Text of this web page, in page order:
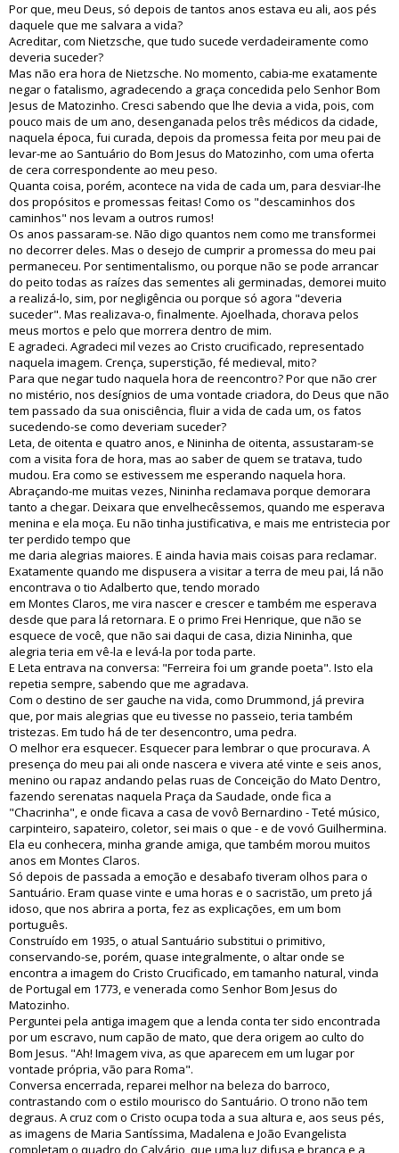
Por que, meu Deus, só depois de tantos anos estava eu ali, aos pés
daquele que me salvara a vida?
Acreditar, com Nietzsche, que tudo sucede verdadeiramente como
deveria suceder?
Mas não era hora de Nietzsche. No momento, cabia-me exatamente
negar o fatalismo, agradecendo a graça concedida pelo Senhor Bom
Jesus de Matozinho. Cresci sabendo que lhe devia a vida, pois, com
pouco mais de um ano, desenganada pelos três médicos da cidade,
naquela época, fui curada, depois da promessa feita por meu pai de
levar-me ao Santuário do Bom Jesus do Matozinho, com uma oferta
de cera correspondente ao meu peso.
Quanta coisa, porém, acontece na vida de cada um, para desviar-lhe
dos propósitos e promessas feitas! Como os "descaminhos dos
caminhos" nos levam a outros rumos!
Os anos passaram-se. Não digo quantos nem como me transformei
no decorrer deles. Mas o desejo de cumprir a promessa do meu pai
permaneceu. Por sentimentalismo, ou porque não se pode arrancar
do peito todas as raízes das sementes ali germinadas, demorei muito
a realizá-lo, sim, por negligência ou porque só agora "deveria
suceder". Mas realizava-o, finalmente. Ajoelhada, chorava pelos
meus mortos e pelo que morrera dentro de mim.
E agradeci. Agradeci mil vezes ao Cristo crucificado, representado
naquela imagem. Crença, superstição, fé medieval, mito?
Para que negar tudo naquela hora de reencontro? Por que não crer
no mistério, nos desígnios de uma vontade criadora, do Deus que não
tem passado da sua onisciência, fluir a vida de cada um, os fatos
sucedendo-se como deveriam suceder?
Leta, de oitenta e quatro anos, e Nininha de oitenta, assustaram-se
com a visita fora de hora, mas ao saber de quem se tratava, tudo
mudou. Era como se estivessem me esperando naquela hora.
Abraçando-me muitas vezes, Nininha reclamava porque demorara
tanto a chegar. Deixara que envelhecêssemos, quando me esperava
menina e ela moça. Eu não tinha justificativa, e mais me entristecia por
ter perdido tempo que
me daria alegrias maiores. E ainda havia mais coisas para reclamar.
Exatamente quando me dispusera a visitar a terra de meu pai, lá não
encontrava o tio Adalberto que, tendo morado
em Montes Claros, me vira nascer e crescer e também me esperava
desde que para lá retornara. E o primo Frei Henrique, que não se
esquece de você, que não sai daqui de casa, dizia Nininha, que
alegria teria em vê-la e levá-la por toda parte.
E Leta entrava na conversa: "Ferreira foi um grande poeta". Isto ela
repetia sempre, sabendo que me agradava.
Com o destino de ser gauche na vida, como Drummond, já previra
que, por mais alegrias que eu tivesse no passeio, teria também
tristezas. Em tudo há de ter desencontro, uma pedra.
O melhor era esquecer. Esquecer para lembrar o que procurava. A
presença do meu pai ali onde nascera e vivera até vinte e seis anos,
menino ou rapaz andando pelas ruas de Conceição do Mato Dentro,
fazendo serenatas naquela Praça da Saudade, onde fica a
"Chacrinha", e onde ficava a casa de vovô Bernardino - Teté músico,
carpinteiro, sapateiro, coletor, sei mais o que - e de vovó Guilhermina.
Ela eu conhecera, minha grande amiga, que também morou muitos
anos em Montes Claros.
Só depois de passada a emoção e desabafo tiveram olhos para o
Santuário. Eram quase vinte e uma horas e o sacristão, um preto já
idoso, que nos abrira a porta, fez as explicações, em um bom
português.
Construído em 1935, o atual Santuário substitui o primitivo,
conservando-se, porém, quase integralmente, o altar onde se
encontra a imagem do Cristo Crucificado, em tamanho natural, vinda
de Portugal em 1773, e venerada como Senhor Bom Jesus do
Matozinho.
Perguntei pela antiga imagem que a lenda conta ter sido encontrada
por um escravo, num capão de mato, que dera origem ao culto do
Bom Jesus. "Ah! Imagem viva, as que aparecem em um lugar por
vontade própria, vão para Roma".
Conversa encerrada, reparei melhor na beleza do barroco,
contrastando com o estilo mourisco do Santuário. O trono não tem
degraus. A cruz com o Cristo ocupa toda a sua altura e, aos seus pés,
as imagens de Maria Santíssima, Madalena e João Evangelista
completam o quadro do Calvário, que uma luz difusa e branca e a